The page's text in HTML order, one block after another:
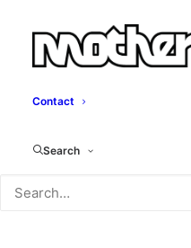
Contact
Search
Wegwerp
Melle